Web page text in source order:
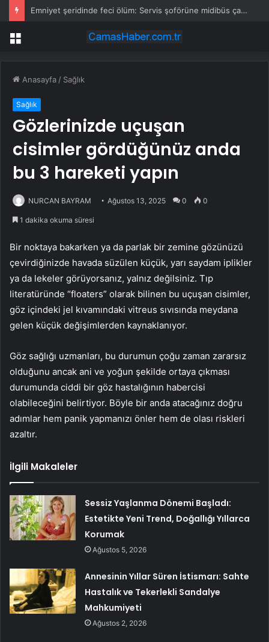
Emniyet şeridinde feci ölüm: Servis şoförüne midibüs çarptı
Menü
Anasayfa / Sağlık
Sağlık
Gözlerinizde uçuşan
cisimler gördüğünüz anda
bu 3 hareketi yapın
NURCAN BAYRAM Ağustos 13, 2025 0 0
1 dakika okuma süresi
Bir noktaya bakarken ya da parlak bir zemine gözünüzü
çevirdiğinizde havada süzülen küçük, yarı saydam iplikler
ya da lekeler görüyorsanız, yalnız değilsiniz. Tıp
literatüründe “floaters” olarak bilinen bu uçuşan cisimler,
göz içindeki jel kıvamındaki vitreus sıvısında meydana
gelen küçük değişimlerden kaynaklanıyor.
Göz sağlığı uzmanları, bu durumun çoğu zaman zararsız
olduğunu ancak ani ve yoğun şekilde ortaya çıkması
durumunda ciddi bir göz hastalığının habercisi
olabileceğini belirtiyor. Böyle bir anda atacağınız doğru
adımlar hem panik yapmanızı önler hem de olası riskleri
azaltır.
İlgili Makaleler
Sessiz Yaşlanma Dönemi Başladı:
Estetikte Yeni Trend, Doğallığı Yıllarca
Korumak
Ağustos 5, 2026
Annesinin Yıllar Süren İstismarı: Sahte
Hastalık ve Tekerlekli Sandalye
Mahkumiyeti
Ağustos 2, 2026